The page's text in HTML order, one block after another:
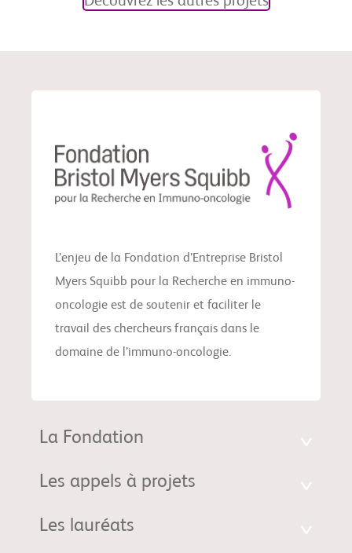
L’enjeu de la Fondation d’Entreprise Bristol
Myers Squibb pour la Recherche en immuno-
oncologie est de soutenir et faciliter le
travail des chercheurs français dans le
domaine de l’immuno-oncologie.
La Fondation
Les appels à projets
Les lauréats